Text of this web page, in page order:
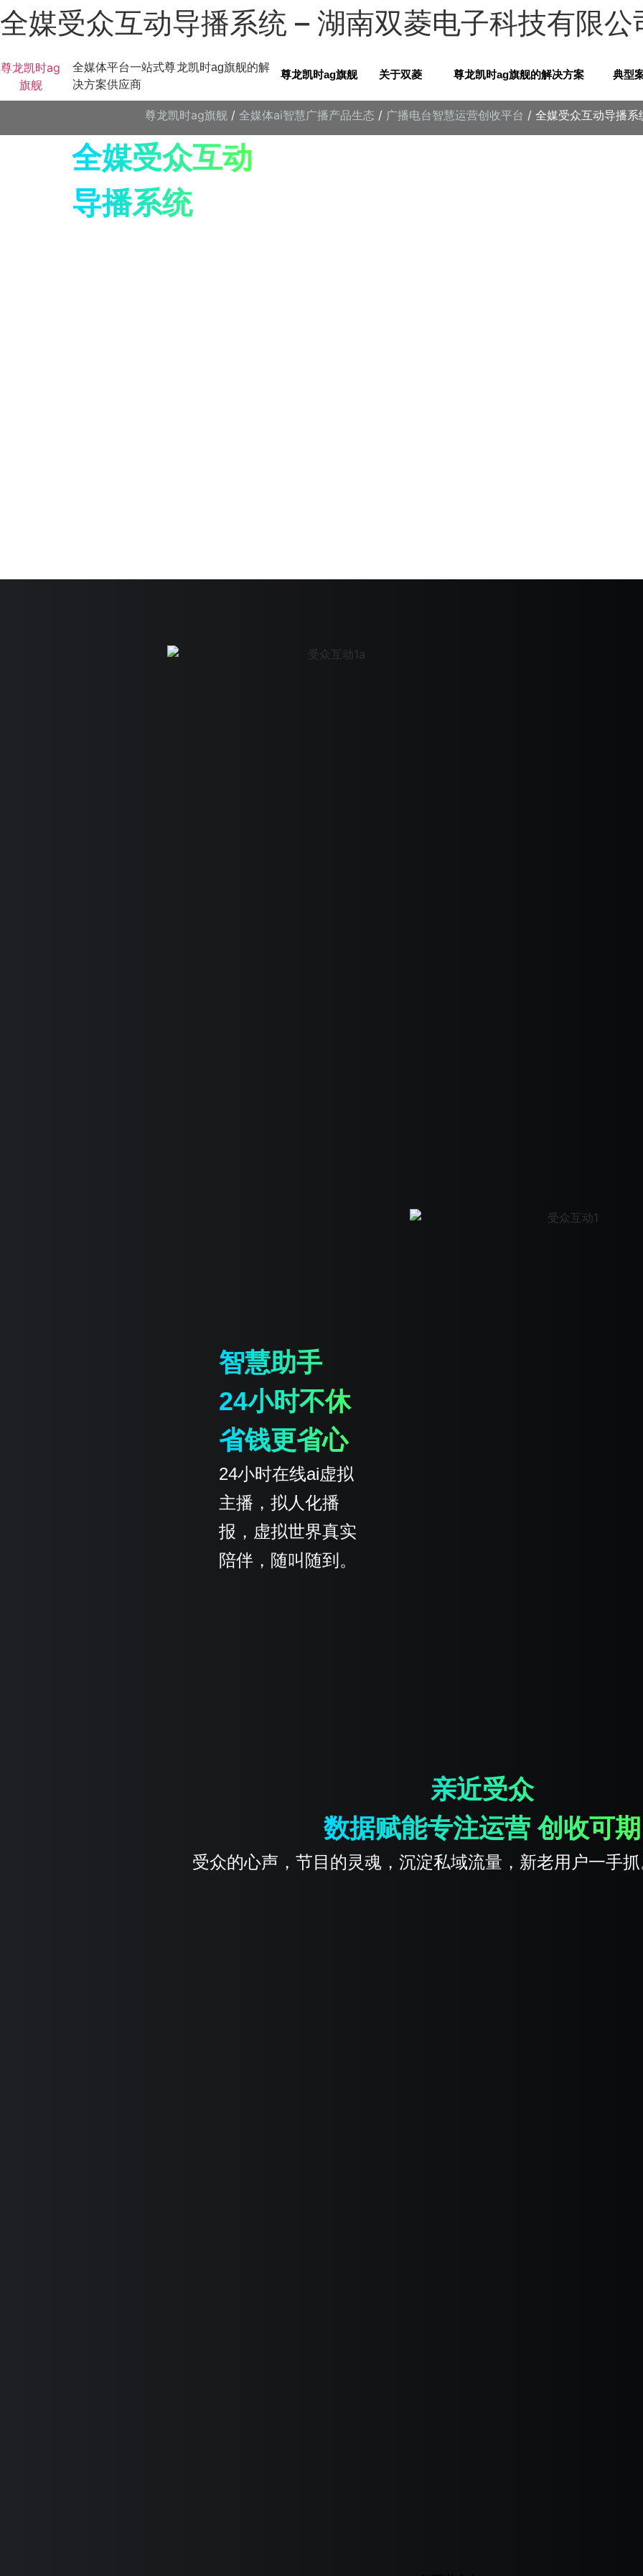
全媒受众互动导播系统 – 湖南双菱电子科技有限
尊龙凯时ag
旗舰
全媒体平台一站式尊龙凯时ag旗舰的解
决方案供应商
尊龙凯时ag旗舰 关于双菱 尊龙凯时ag旗舰的解决方案 典型
尊龙凯时ag旗舰/ 全媒体ai智慧广播产品生态 / 广播电台智慧运营创收平台 / 全媒受众互动导播系
全媒受众互动
导播系统
智慧助手
24小时不休
省钱更省心
24小时在线ai虚拟
主播，拟人化播
报，虚拟世界真实
陪伴，随叫随到。
亲近受众
数据赋能专注运营 创收可期
受众的心声，节目的灵魂，沉淀私域流量，新老用户一手